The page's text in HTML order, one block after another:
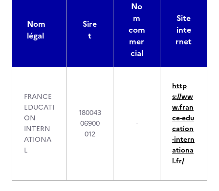
Nom
légal
Sire
t
No
m
com
mer
cial
Site
inte
rnet
FRANCE
EDUCATI
ON
INTERN
ATIONA
L
180043
06900
012
-
http
s://ww
w.fran
ce-edu
cation
-intern
ationa
l.fr/